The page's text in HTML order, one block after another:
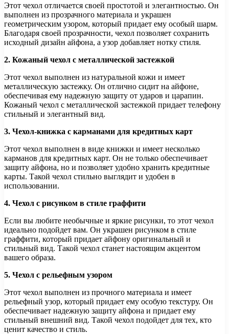
Этот чехол отличается своей простотой и элегантностью. Он
выполнен из прозрачного материала и украшен
геометрическим узором, который придает ему особый шарм.
Благодаря своей прозрачности, чехол позволяет сохранить
исходный дизайн айфона, а узор добавляет нотку стиля.
2. Кожаный чехол с металлической застежкой
Этот чехол выполнен из натуральной кожи и имеет
металлическую застежку. Он отлично сидит на айфоне,
обеспечивая ему надежную защиту от ударов и царапин.
Кожаный чехол с металлической застежкой придает телефону
стильный и элегантный вид.
3. Чехол-книжка с карманами для кредитных карт
Этот чехол выполнен в виде книжки и имеет несколько
карманов для кредитных карт. Он не только обеспечивает
защиту айфона, но и позволяет удобно хранить кредитные
карты. Такой чехол стильно выглядит и удобен в
использовании.
4. Чехол с рисунком в стиле граффити
Если вы любите необычные и яркие рисунки, то этот чехол
идеально подойдет вам. Он украшен рисунком в стиле
граффити, который придает айфону оригинальный и
стильный вид. Такой чехол станет настоящим акцентом
вашего образа.
5. Чехол с рельефным узором
Этот чехол выполнен из прочного материала и имеет
рельефный узор, который придает ему особую текстуру. Он
обеспечивает надежную защиту айфона и придает ему
стильный внешний вид. Такой чехол подойдет для тех, кто
ценит качество и стиль.